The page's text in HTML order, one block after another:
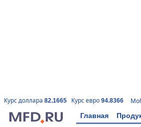
Курс доллара 82.1665 Курс евро 94.8366
Главная